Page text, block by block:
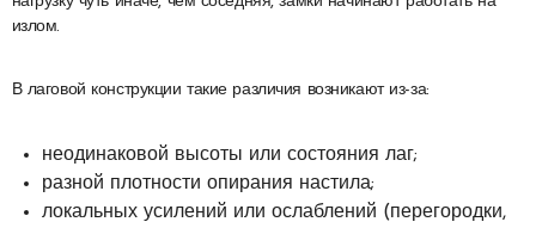
излом.
В лаговой конструкции такие различия возникают из-за:
неодинаковой высоты или состояния лаг;
разной плотности опирания настила;
локальных усилений или ослаблений (перегородки,